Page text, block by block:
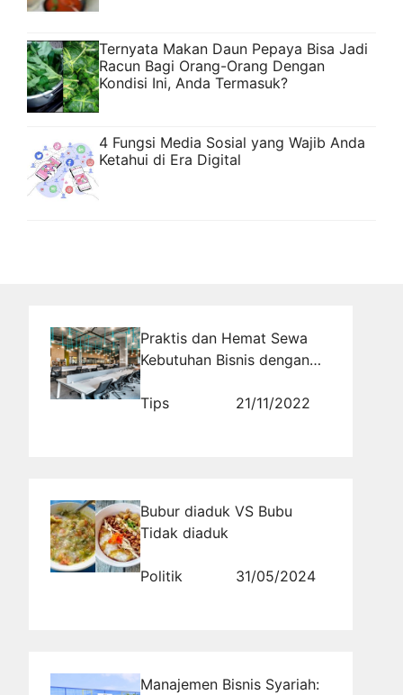
Ternyata Makan Daun Pepaya Bisa Jadi
Racun Bagi Orang-Orang Dengan
Kondisi Ini, Anda Termasuk?
4 Fungsi Media Sosial yang Wajib Anda
Ketahui di Era Digital
Praktis dan Hemat Sewa
Kebutuhan Bisnis dengan
Tips
21/11/2022
Bubur diaduk VS Bubu
Tidak diaduk
Politik 31/05/2024
Manajemen Bisnis Syariah: